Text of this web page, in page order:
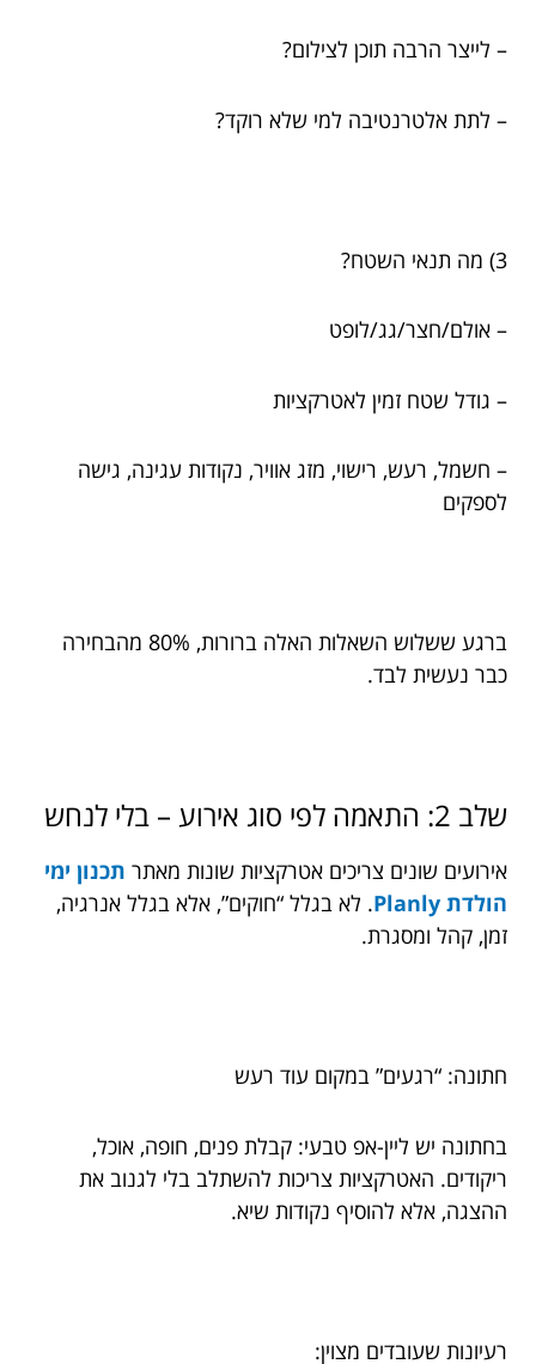
– לייצר הרבה תוכן לצילום?
– לתת אלטרנטיבה למי שלא רוקד?
3) מה תנאי השטח?
– אולם/חצר/גג/לופט
– גודל שטח זמין לאטרקציות
– חשמל, רעש, רישוי, מזג אוויר, נקודות עגינה, גישה
לספקים
ברגע ששלוש השאלות האלה ברורות, 80% מהבחירה
כבר נעשית לבד.
שלב 2: התאמה לפי סוג אירוע – בלי לנחש
אירועים שונים צריכים אטרקציות שונות מאתר תכנון ימי
הולדת Planly
. לא בגלל “חוקים”, אלא בגלל אנרגיה,
זמן, קהל ומסגרת.
חתונה: “רגעים” במקום עוד רעש
בחתונה יש ליין-אפ טבעי: קבלת פנים, חופה, אוכל,
ריקודים. האטרקציות צריכות להשתלב בלי לגנוב את
ההצגה, אלא להוסיף נקודות שיא.
רעיונות שעובדים מצוין: